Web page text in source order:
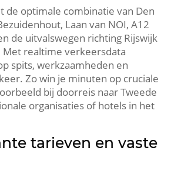
de optimale combinatie van Den
Laan van NOI, A12
de uitvalswegen richting Rijswijk
realtime verkeersdata
spits, werkzaamheden en
Zo win je minuten op cruciale
bij doorreis naar Tweede
organisaties of hotels in het
tarieven en vaste